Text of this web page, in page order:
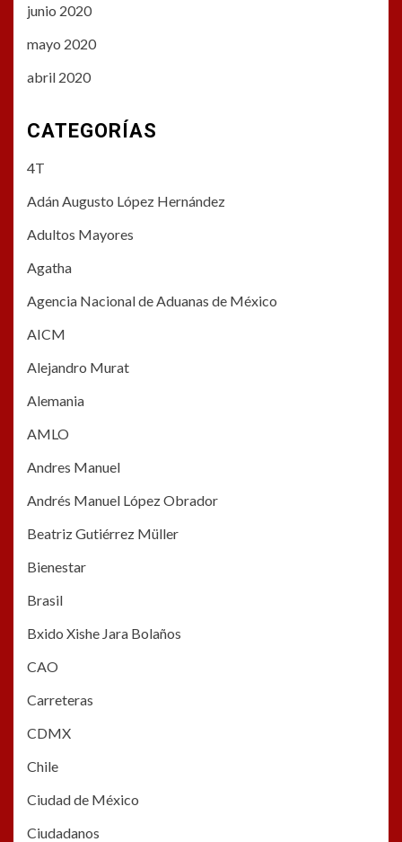
junio 2020
mayo 2020
abril 2020
CATEGORÍAS
4T
Adán Augusto López Hernández
Adultos Mayores
Agatha
Agencia Nacional de Aduanas de México
AICM
Alejandro Murat
Alemania
AMLO
Andres Manuel
Andrés Manuel López Obrador
Beatriz Gutiérrez Müller
Bienestar
Brasil
Bxido Xishe Jara Bolaños
CAO
Carreteras
CDMX
Chile
Ciudad de México
Ciudadanos